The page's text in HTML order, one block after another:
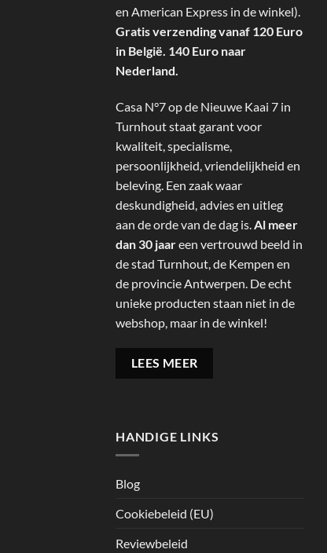
en American Express in de winkel).
Gratis verzending vanaf 120 Euro
in België. 140 Euro naar
Nederland.
Casa N°7 op de Nieuwe Kaai 7 in
Turnhout staat garant voor
kwaliteit, specialisme,
persoonlijkheid, vriendelijkheid en
beleving. Een zaak waar
deskundigheid, advies en uitleg
aan de orde van de dag is. Al meer
dan 30 jaareen vertrouwd beeld in
de stad Turnhout, de Kempen en
de provincie Antwerpen. De echt
unieke producten staan niet in de
webshop, maar in de winkel!
LEES MEER
HANDIGE LINKS
Blog
Cookiebeleid (EU)
Reviewbeleid